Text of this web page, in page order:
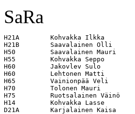
SaRa
H21A        Kohvakka Ilkka
H21B        Saavalainen Olli
H50         Saavalainen Mauri
H55         Kohvakka Seppo
H60         Jakovlev Sulo
H60         Lehtonen Matti
H65         Vainionpää Veli
H70         Tolonen Mauri
H75         Ruotsalainen Väinö
H14         Kohvakka Lasse
D21A        Karjalainen Kaisa